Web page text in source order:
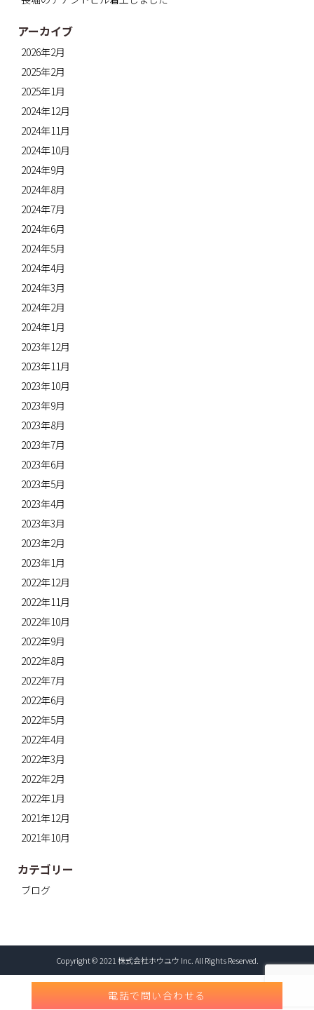
アーカイブ
2026年2月
2025年2月
2025年1月
2024年12月
2024年11月
2024年10月
2024年9月
2024年8月
2024年7月
2024年6月
2024年5月
2024年4月
2024年3月
2024年2月
2024年1月
2023年12月
2023年11月
2023年10月
2023年9月
2023年8月
2023年7月
2023年6月
2023年5月
2023年4月
2023年3月
2023年2月
2023年1月
2022年12月
2022年11月
2022年10月
2022年9月
2022年8月
2022年7月
2022年6月
2022年5月
2022年4月
2022年3月
2022年2月
2022年1月
2021年12月
2021年10月
カテゴリー
ブログ
電話で問い合わせる
Copyright © 2021 株式会社ホウユウ Inc. All Rights Reserved.